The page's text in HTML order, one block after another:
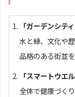
「ガーデンシテ
水と緑、文化や
品格のある街並を
「スマートウエ
全体で健康づく